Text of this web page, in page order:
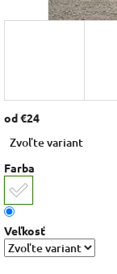
od€24
cena:
Zvoľte variant
Farba
Veľkosť